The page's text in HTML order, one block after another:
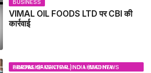
BUSINESS
VIMAL OIL FOODS LTD पर CBI की
कार्रवाई
BHOPAL SAMACHAR | NO 1 HINDI NEWS PORTAL OF CENTRAL INDIA (MADHYA PRADESH)